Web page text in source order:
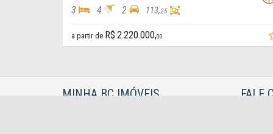
3 4 2 161,00
R$ 2.190.000,00
MINHA BC IMÓVEIS FALE